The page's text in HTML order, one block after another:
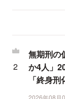
無期刑の
か4人」
「終身
2026年08月